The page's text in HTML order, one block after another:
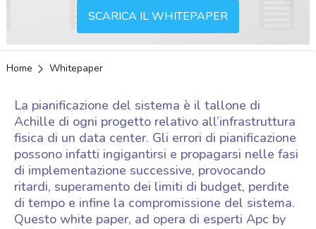
SCARICA IL WHITEPAPER
Home Whitepaper
La pianificazione del sistema è il tallone di
Achille di ogni progetto relativo all’infrastruttura
fisica di un data center. Gli errori di pianificazione
possono infatti ingigantirsi e propagarsi nelle fasi
di implementazione successive, provocando
ritardi, superamento dei limiti di budget, perdite
di tempo e infine la compromissione del sistema.
Questo white paper, ad opera di esperti Apc by